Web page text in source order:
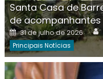
Santa Casa de
de acompanhantes
Posted
on
31 de julho de 2026
Principais Notícias